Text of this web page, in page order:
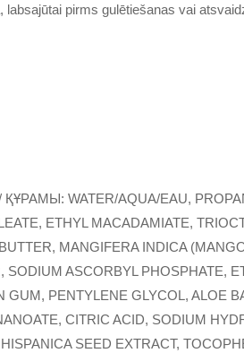
pirms gulētiešanas vai
WATER/AQUA/EAU,
ETHYL MACADAMIATE,
MANGIFERA INDICA
ASCORBYL PHOSPHATE,
PENTYLENE GLYCOL, ALOE
CITRIC ACID, SODIUM
SEED EXTRACT,